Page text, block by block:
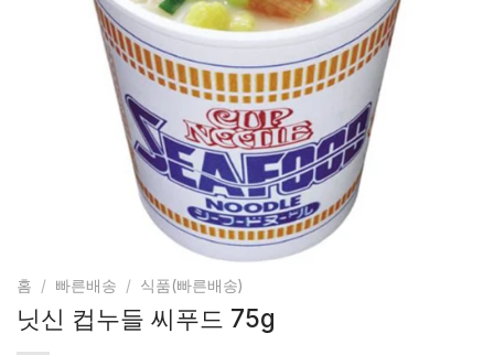
홈 / 빠른배송 / 식품(빠른배송)
닛신 컵누들 씨푸드 75g